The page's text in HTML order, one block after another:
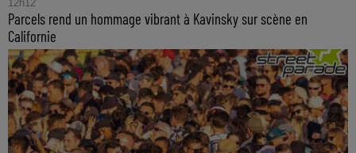
12h12
Parcels rend un hommage vibrant à Kavinsky sur scène en
Californie